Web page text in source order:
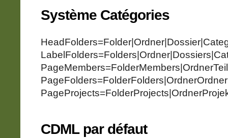
Système Catégories
CDML par défaut